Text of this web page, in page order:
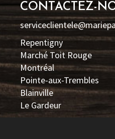
CONTACTEZ-
Repentigny
Marché Toit Rouge
Montréal
Pointe-aux-Trembles
Blainville
Le Gardeur